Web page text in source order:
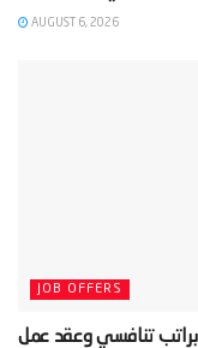
AUGUST 6, 2026
JOB OFFERS
‫فرصة عمل سائق شاحنة في كندا 2026 براتب تنافسي وعقد عمل